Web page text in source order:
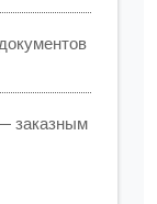
заказным